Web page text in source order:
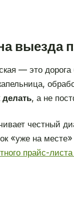
выезда
— это
делать, а не
честный
«уже на месте»
прайс-листа